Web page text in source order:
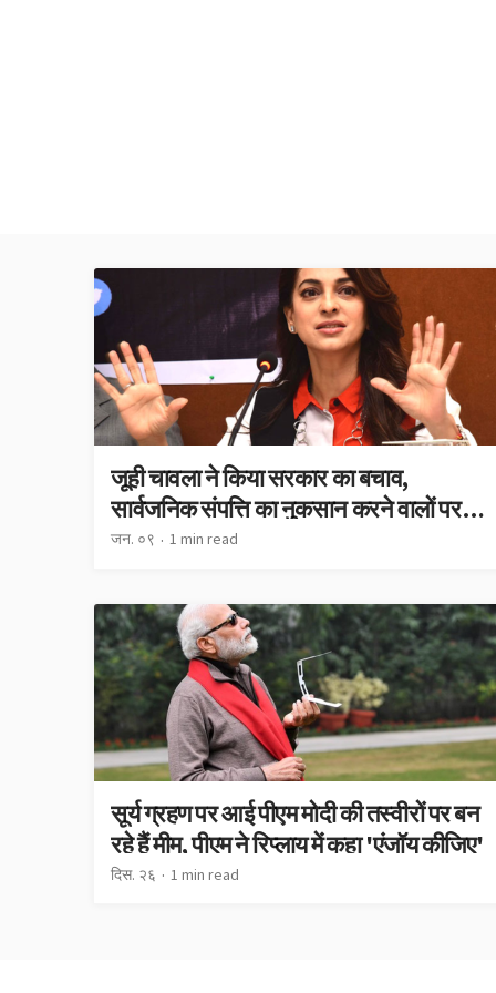
जूही चावला ने किया सरकार का बचाव,
सार्वजनिक संपत्ति का नुकसान करने वालों पर
साधा निशाना
जन. ०९ 1 min read
सूर्य ग्रहण पर आई पीएम मोदी की तस्वीरों पर बन
रहे हैं मीम, पीएम ने रिप्लाय में कहा 'एंजॉय कीजिए'
दिस. २६ 1 min read